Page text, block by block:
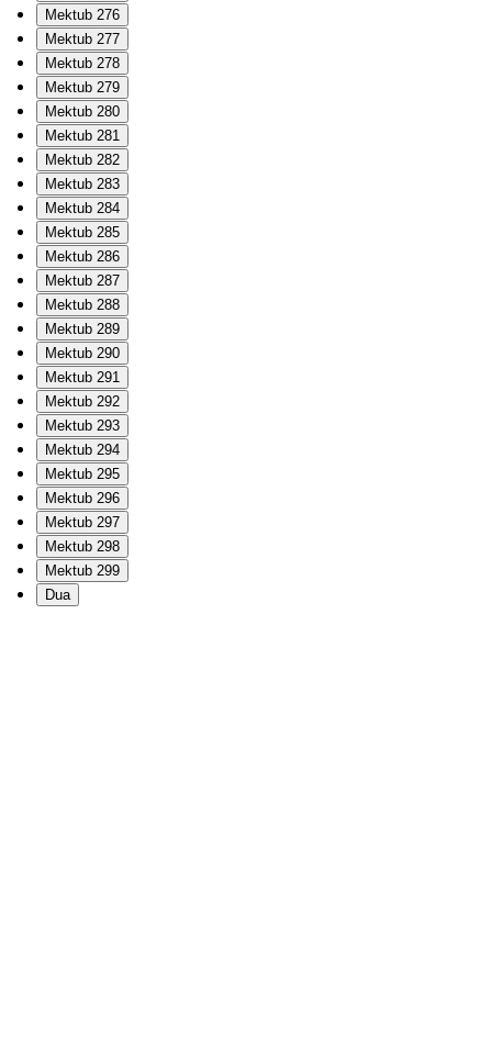
Mektub 276
Mektub 277
Mektub 278
Mektub 279
Mektub 280
Mektub 281
Mektub 282
Mektub 283
Mektub 284
Mektub 285
Mektub 286
Mektub 287
Mektub 288
Mektub 289
Mektub 290
Mektub 291
Mektub 292
Mektub 293
Mektub 294
Mektub 295
Mektub 296
Mektub 297
Mektub 298
Mektub 299
Dua